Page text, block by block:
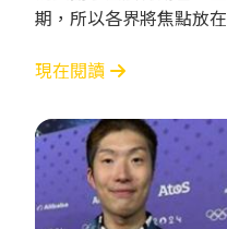
期，所以各界將焦點放
鏽帶”的東北部[🛠️]工業
在2022年競選公職之前
一個暢
現在閱讀